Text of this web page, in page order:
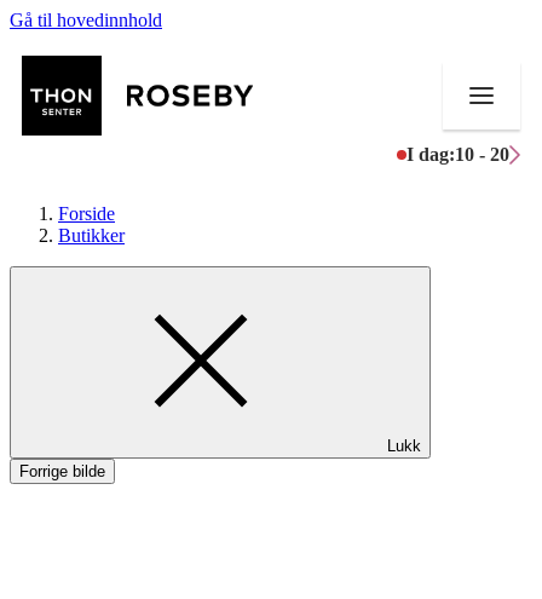
Gå til hovedinnhold
I dag:10 - 20
Mat og drikke
Aktiviteter
Forside
Butikker
Lukk
Forrige bilde